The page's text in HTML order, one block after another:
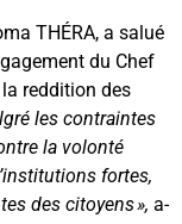
THÉRA, a salué
du Chef
reddition des
les contraintes
la volonté
fortes,
des citoyens », a-